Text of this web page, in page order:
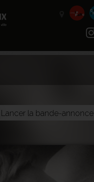
Lancer la bande-annonce